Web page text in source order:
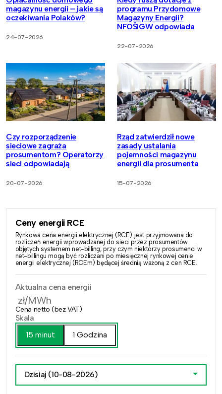
magazynu energii – jakie są
oczekiwania Polaków?
24-07-2026
programu Przydomowe
Magazyny Energii?
NFOŚiGW odpowiada
22-07-2026
Czy rozporządzenie
sieciowe zagraża
prosumentom? Operatorzy
sieci odpowiadają
20-07-2026
Rząd zatwierdził nowe
zasady ustalania
pojemności magazynu
energii dla prosumenta
15-07-2026
Ceny energii RCE
Rynkowa cena energii elektrycznej (RCE) jest przyjmowana do
rozliczeń energii wprowadzanej do sieci przez prosumentów
objętych systemem net-billing, przy czym niektórzy prosumenci w
net-billingu mogą być rozliczani po miesięcznej rynkowej cenie
energii elektrycznej (RCEm) będącej średnią ważoną z cen RCE.
Aktualna cena energii
zł/MWh
Cena netto (bez VAT)
Skala
15 minut
1 Godzina
Dzisiaj (10-08-2026)